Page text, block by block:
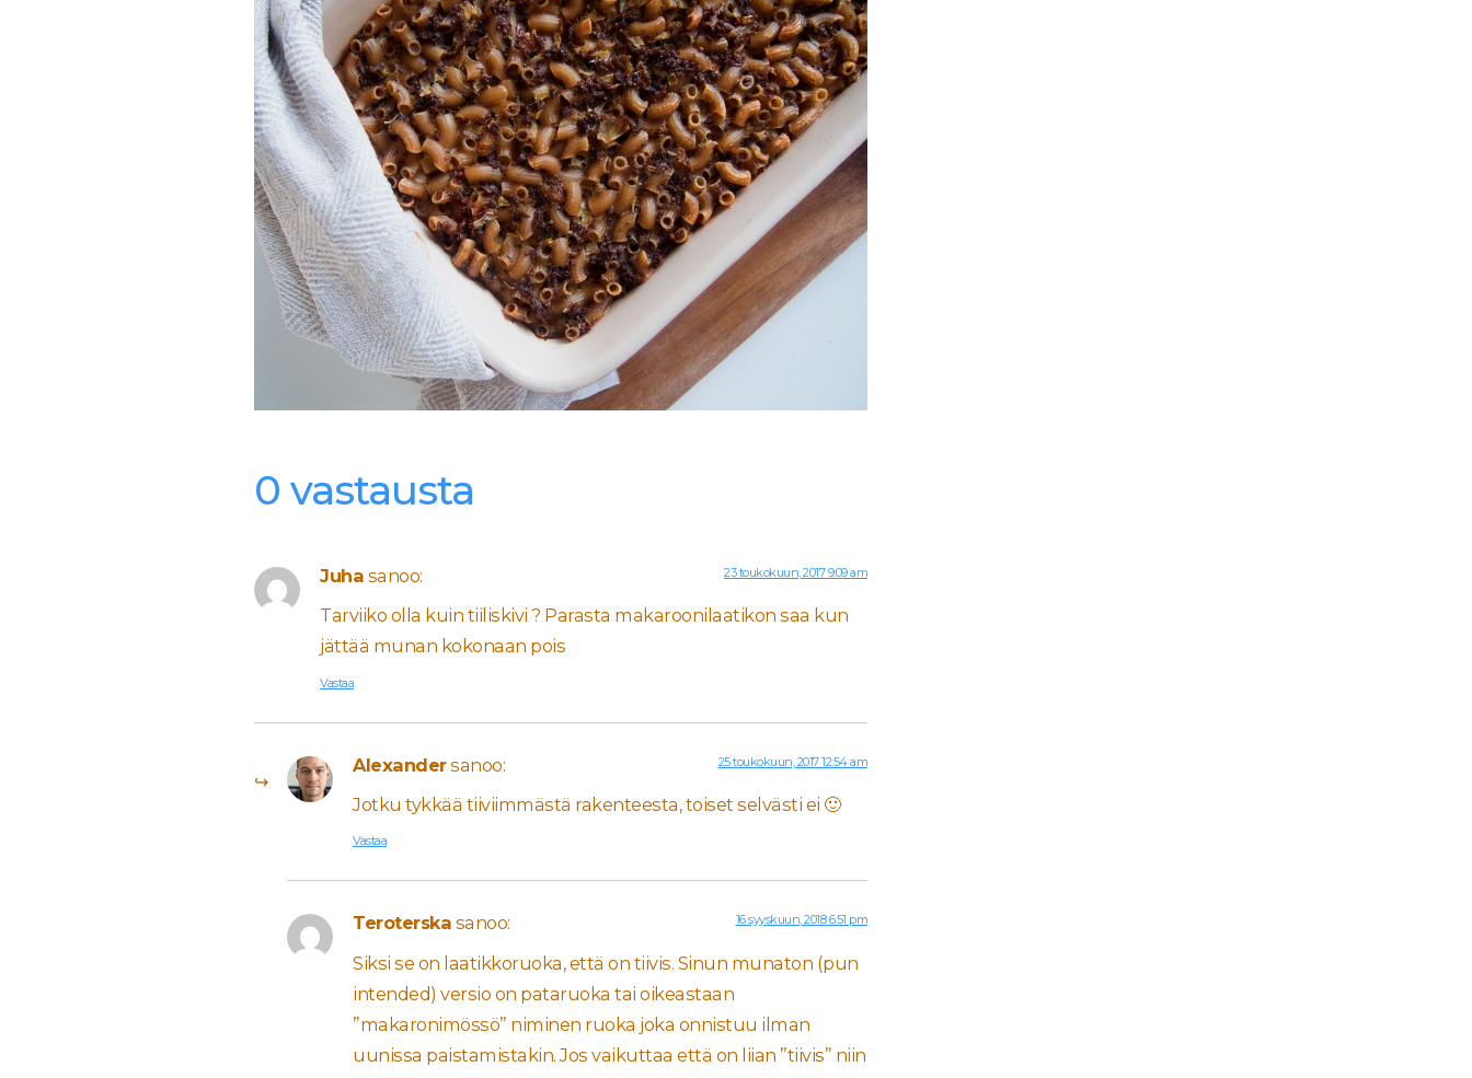
0 vastausta
Juha sanoo: 23 toukokuun, 2017 9:09 am
Tarviiko olla kuin tiiliskivi ? Parasta makaroonilaatikon saa kun
jättää munan kokonaan pois
Vastaa
Alexandersanoo: 25 toukokuun, 2017 12:54 am
Jotku tykkää tiiviimmästä rakenteesta, toiset selvästi ei 🙂
Vastaa
Teroterska sanoo: 16 syyskuun, 2018 6:51 pm
Siksi se on laatikkoruoka, että on tiivis. Sinun munaton (pun
intended) versio on pataruoka tai oikeastaan
”makaronimössö” niminen ruoka joka onnistuu ilman
uunissa paistamistakin. Jos vaikuttaa että on liian ”tiivis” niin